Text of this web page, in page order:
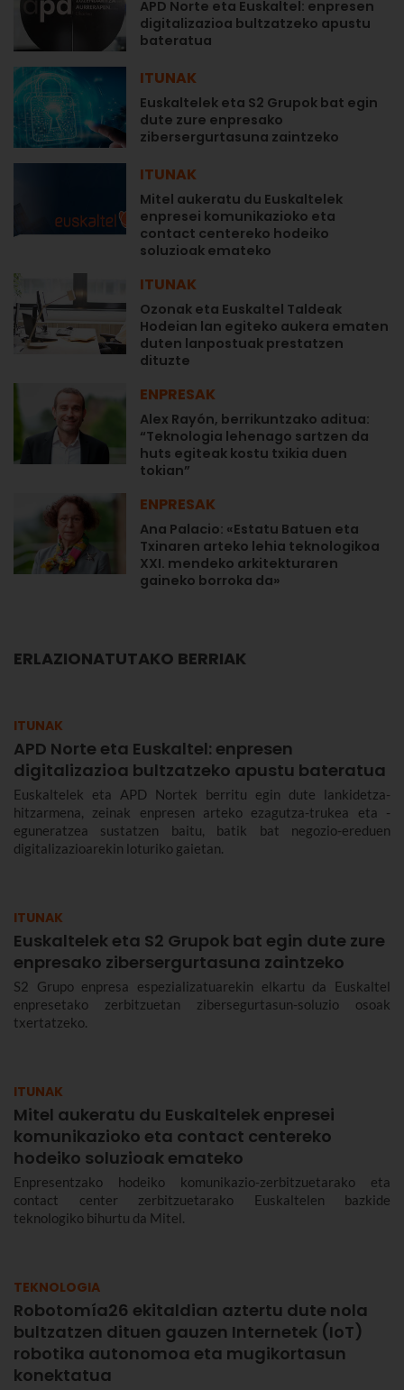
APD Norte eta Euskaltel: enpresen
digitalizazioa bultzatzeko apustu
bateratua
ITUNAK
Euskaltelek eta S2 Grupok bat egin
dute zure enpresako
zibersergurtasuna zaintzeko
ITUNAK
Mitel aukeratu du Euskaltelek
enpresei komunikazioko eta
contact centereko hodeiko
soluzioak emateko
ITUNAK
Ozonak eta Euskaltel Taldeak
Hodeian lan egiteko aukera ematen
duten lanpostuak prestatzen
dituzte
ENPRESAK
Alex Rayón, berrikuntzako aditua:
“Teknologia lehenago sartzen da
huts egiteak kostu txikia duen
tokian”
ENPRESAK
Ana Palacio: «Estatu Batuen eta
Txinaren arteko lehia teknologikoa
XXI. mendeko arkitekturaren
gaineko borroka da»
ERLAZIONATUTAKO BERRIAK
ITUNAK
APD Norte eta Euskaltel: enpresen
digitalizazioa bultzatzeko apustu bateratua
Euskaltelek eta APD Nortek berritu egin dute lankidetza-
hitzarmena, zeinak enpresen arteko ezagutza-trukea eta -
eguneratzea sustatzen baitu, batik bat negozio-ereduen
digitalizazioarekin loturiko gaietan.
ITUNAK
Euskaltelek eta S2 Grupok bat egin dute zure
enpresako zibersergurtasuna zaintzeko
S2 Grupo enpresa espezializatuarekin elkartu da Euskaltel
enpresetako zerbitzuetan zibersegurtasun-soluzio osoak
txertatzeko.
ITUNAK
Mitel aukeratu du Euskaltelek enpresei
komunikazioko eta contact centereko
hodeiko soluzioak emateko
Enpresentzako hodeiko komunikazio-zerbitzuetarako eta
contact center zerbitzuetarako Euskaltelen bazkide
teknologiko bihurtu da Mitel.
TEKNOLOGIA
Robotomía26 ekitaldian aztertu dute nola
bultzatzen dituen gauzen Internetek (IoT)
robotika autonomoa eta mugikortasun
konektatua